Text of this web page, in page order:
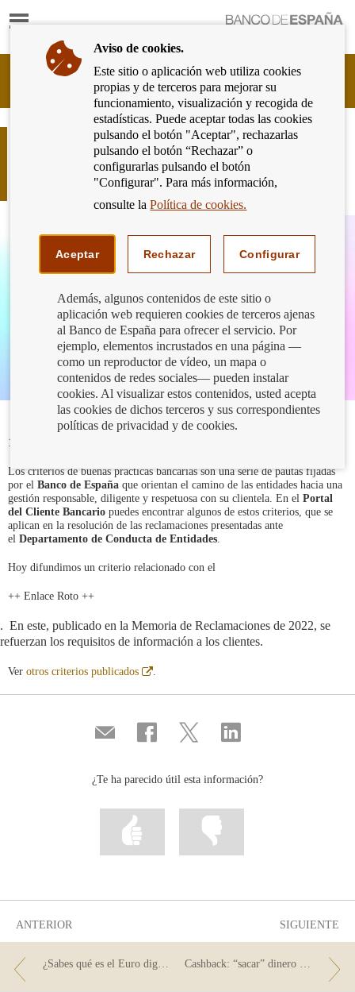
Mostrar
Ir
página
de
inicio
del
Banco
de
España
Cliente
Bancario
Banco
España
Eurosistema,
Incremento del coste de tarjetas
revolving. Criterios de buenas
Practicas.
12/12/2023
Los criterios de buenas prácticas bancarias son una serie de pautas fijadas
por el Banco de España que orientan el camino de las entidades hacia una
gestión responsable, diligente y respetuosa con su clientela. En el Portal
del Cliente Bancario puedes encontrar algunos de estos criterios, que se
aplican en la resolución de las reclamaciones presentadas ante
el Departamento de Conducta de Entidades.
Hoy difundimos un criterio relacionado con el
++ Enlace Roto ++
. En este, publicado en la Memoria de Reclamaciones de 2022, se
refuerzan los requisitos de información a los clientes.
Ver otros criterios publicados
Abre
ventana
.
Compartir
por
Compartir
en
Compartir
en
Compartir
en
¿Te ha parecido útil esta información?
Marcar
información
ANTERIOR SIGUIENTE
Aviso de cookies.
Este sitio o aplicación web utiliza cookies
propias y de terceros para mejorar su
funcionamiento, visualización y recogida de
estadísticas. Puede aceptar todas las cookies
pulsando el botón "Aceptar", rechazarlas
pulsando el botón “Rechazar” o
configurarlas pulsando el botón
"Configurar". Para más información,
consulte laPolítica de cookies.
Aceptar Rechazar Configurar
Además, algunos contenidos de este sitio o
aplicación web requieren cookies de terceros ajenas
al Banco de España para ofrecer el servicio. Por
ejemplo, elementos incrustados en una página —
como un reproductor de vídeo, un mapa o
contenidos de redes sociales— pueden instalar
cookies. Al visualizar estos contenidos, usted acepta
las cookies de dichos terceros y sus correspondientes
políticas de privacidad y de cookies.